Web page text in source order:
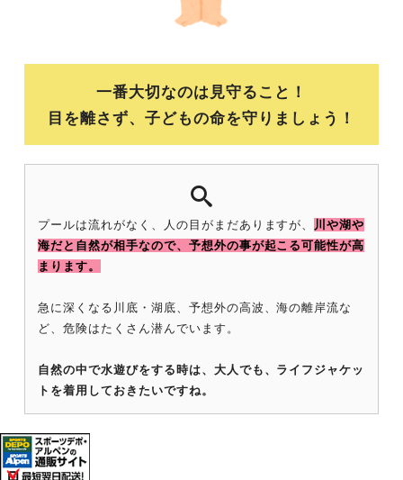
一番大切なのは見守ること！
目を離さず、子どもの命を守りましょう！
プールは流れがなく、人の目がまだありますが、 川や湖や
海だと自然が相手なので、予想外の事が起こる可能性が高
まります。
急に深くなる川底・湖底、予想外の高波、海の離岸流な
ど、危険はたくさん潜んでいます。
自然の中で水遊びをする時は、大人でも、ライフジャケッ
トを着用しておきたいですね。